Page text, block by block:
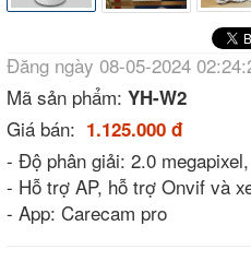
Đăng ngày 08-05-2024
Mã sản phẩm: YH-W2
Giá bán: 1.125.000 đ
- Độ phân giải: 2.0 megapixel,
- Hỗ trợ AP, hỗ trợ Onvif và
- App: Carecam pro